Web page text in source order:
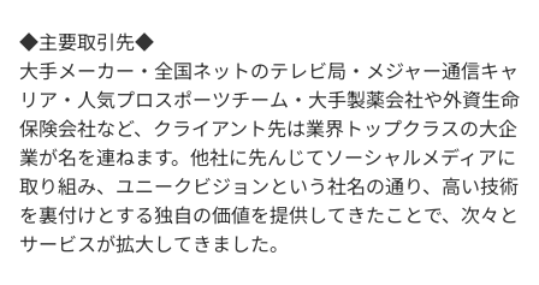
◆主要取引先◆
大手メーカー・全国ネットのテレビ局・メジャー通信キャ
リア・人気プロスポーツチーム・大手製薬会社や外資生命
保険会社など、クライアント先は業界トップクラスの大企
業が名を連ねます。他社に先んじてソーシャルメディアに
取り組み、ユニークビジョンという社名の通り、高い技術
を裏付けとする独自の価値を提供してきたことで、次々と
サービスが拡大してきました。